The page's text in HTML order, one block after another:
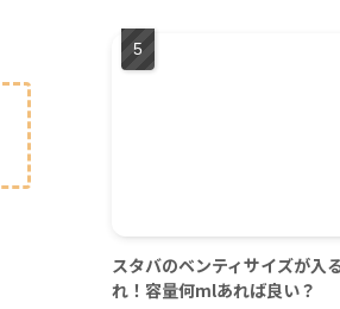
スタバのベンティサイズが入
れ！容量何mlあれば良い？